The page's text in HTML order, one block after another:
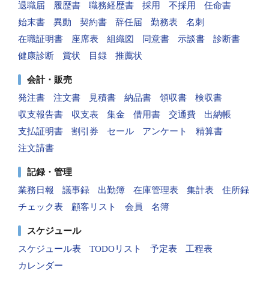
退職届
履歴書 職務経歴書 採用 不採用
任命書
始末書
異動 契約書 辞任届 勤務表
名刺
在職証明書
座席表 組織図 同意書 示談書
診断書
健康診断
賞状 目録 推薦状
会計・販売
発注書
注文書 見積書 納品書 領収書
検収書
収支報告書
収支表 集金 借用書 交通費
出納帳
支払証明書
割引券 セール アンケート
精算書
注文請書
記録・管理
業務日報
議事録 出勤簿 在庫管理表 集計表
住所録
チェック表
顧客リスト 会員 名簿
スケジュール
スケジュール表
TODOリスト 予定表
工程表
カレンダー